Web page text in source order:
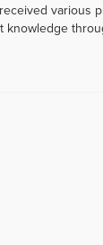
various
knowledge